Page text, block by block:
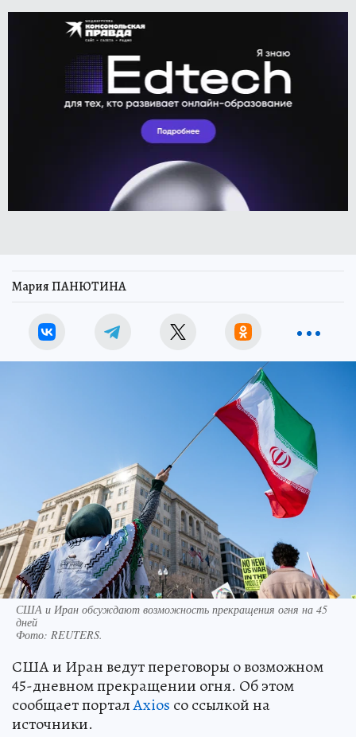
Мария ПАНЮТИНА
США и Иран обсуждают возможность прекращения огня на 45
дней
Фото: REUTERS.
США и Иран ведут переговоры о возможном
45-дневном прекращении огня. Об этом
сообщает порталAxios со ссылкой на
источники.